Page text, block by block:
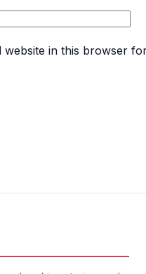
website in this browser